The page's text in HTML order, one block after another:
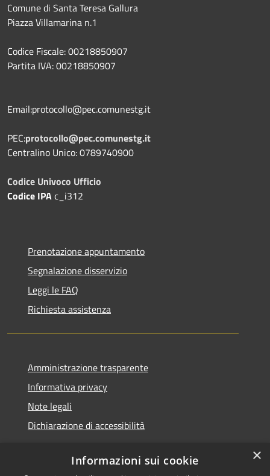
Comune di Santa Teresa Gallura
Piazza Villamarina n.1
Codice Fiscale: 00218850907
Partita IVA: 00218850907
Email:protocollo@pec.comunestg.it
PEC:protocollo@pec.comunestg.it
Centralino Unico: 0789740900
Codice Univoco Ufficio
Codice IPAc_i312
Prenotazione appuntamento
Segnalazione disservizio
Leggi le FAQ
Richiesta assistenza
Amministrazione trasparente
Informativa privacy
Note legali
Dichiarazione di accessibilità
×
Informazioni sui cookie